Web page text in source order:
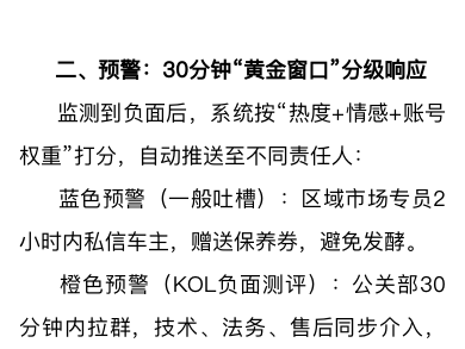
二、预警：30分钟“黄金窗口”分级响应
监测到负面后，系统按“热度+情感+账号
权重”打分，自动推送至不同责任人：
蓝色预警（一般吐槽）：区域市场专员2
小时内私信车主，赠送保养券，避免发酵。
橙色预警（KOL负面测评）：公关部30
分钟内拉群，技术、法务、售后同步介入，